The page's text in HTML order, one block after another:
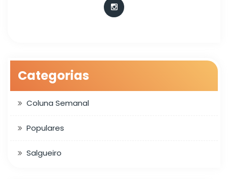
Categorias
Coluna Semanal
Populares
Salgueiro